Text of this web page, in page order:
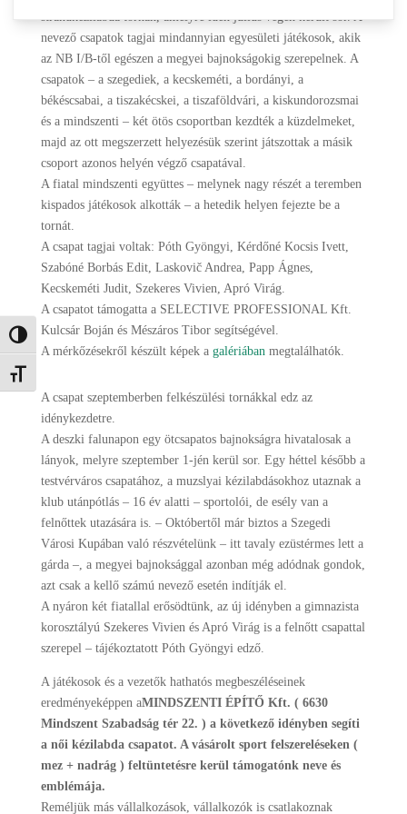
Nagy kontraszt váltása
Betűméret váltása
strandkézilabda tornán, amelyre idén július végén került sor. A
nevező csapatok tagjai mindannyian egyesületi játékosok, akik
az NB I/B-től egészen a megyei bajnokságokig szerepelnek. A
csapatok – a szegediek, a kecskeméti, a bordányi, a
békéscsabai, a tiszakécskei, a tiszaföldvári, a kiskundorozsmai
és a mindszenti – két ötös csoportban kezdték a küzdelmeket,
majd az ott megszerzett helyezésük szerint játszottak a másik
csoport azonos helyén végző csapatával.
A fiatal mindszenti együttes – melynek nagy részét a teremben
kispados játékosok alkották – a hetedik helyen fejezte be a
tornát.
A csapat tagjai voltak: Póth Gyöngyi, Kérdőné Kocsis Ivett,
Szabóné Borbás Edit, Laskovič Andrea, Papp Ágnes,
Kecskeméti Judit, Szekeres Vivien, Apró Virág.
A csapatot támogatta a SELECTIVE PROFESSIONAL Kft.
Kulcsár Boján és Mészáros Tibor segítségével.
A mérkőzésekről készült képek a galériábanmegtalálhatók.
A csapat szeptemberben felkészülési tornákkal edz az
idénykezdetre.
A deszki falunapon egy ötcsapatos bajnokságra hivatalosak a
lányok, melyre szeptember 1-jén kerül sor. Egy héttel később a
testvérváros csapatához, a muzslyai kézilabdásokhoz utaznak a
klub utánpótlás – 16 év alatti – sportolói, de esély van a
felnőttek utazására is. – Októbertől már biztos a Szegedi
Városi Kupában való részvételünk – itt tavaly ezüstérmes lett a
gárda –, a megyei bajnoksággal azonban még adódnak gondok,
azt csak a kellő számú nevező esetén indítják el.
A nyáron két fiatallal erősödtünk, az új idényben a gimnazista
korosztályú Szekeres Vivien és Apró Virág is a felnőtt csapattal
szerepel – tájékoztatott Póth Gyöngyi edző.
A játékosok és a vezetők hathatós megbeszéléseinek
eredményeképpen aMINDSZENTI ÉPÍTŐ Kft. ( 6630
Mindszent Szabadság tér 22. ) a következő idényben segíti
a női kézilabda csapatot. A vásárolt sport felszereléseken (
mez + nadrág ) feltüntetésre kerül támogatónk neve és
emblémája.
Reméljük más vállalkozások, vállalkozók is csatlakoznak